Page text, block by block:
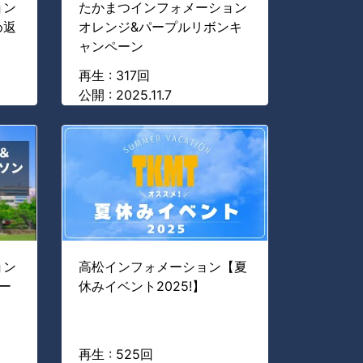
たかまつインフォメーション
オレンジ&パープルリボンキ
ャンペーン
再生 : 317回
公開 : 2025.11.7
高松インフォメーション【夏
休みイベント2025!】
再生 : 525回